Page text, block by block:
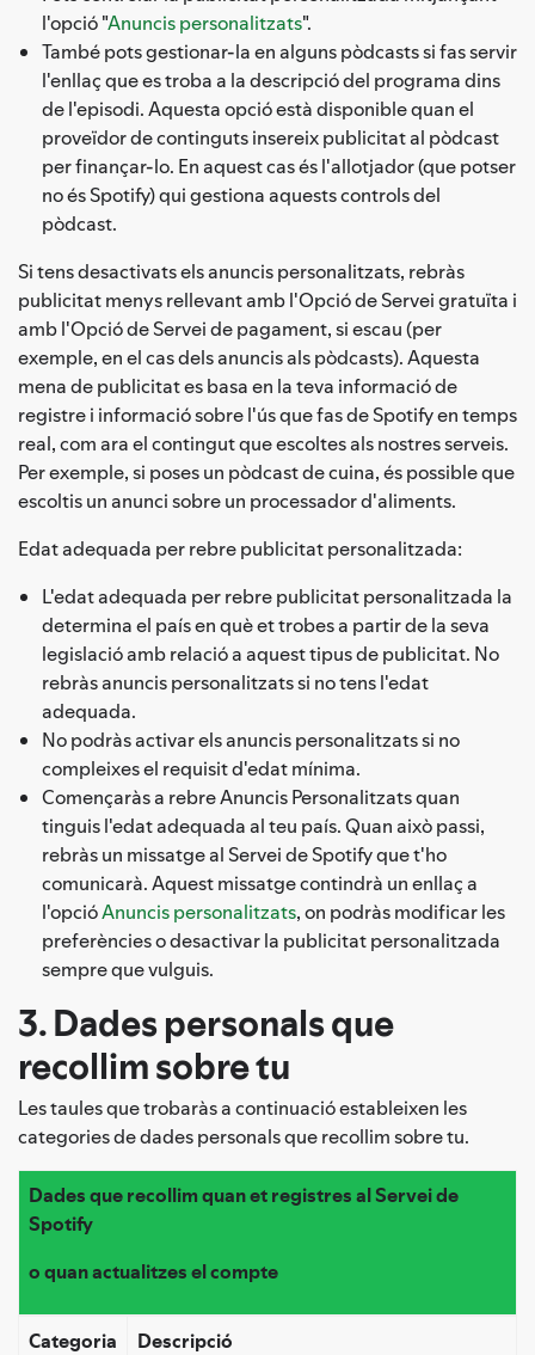
l'opció "Anuncis personalitzats".
També pots gestionar-la en alguns pòdcasts si fas servir
l'enllaç que es troba a la descripció del programa dins
de l'episodi. Aquesta opció està disponible quan el
proveïdor de continguts insereix publicitat al pòdcast
per finançar-lo. En aquest cas és l'allotjador (que potser
no és Spotify) qui gestiona aquests controls del
pòdcast.
Si tens desactivats els anuncis personalitzats, rebràs
publicitat menys rellevant amb l'Opció de Servei gratuïta i
amb l'Opció de Servei de pagament, si escau (per
exemple, en el cas dels anuncis als pòdcasts). Aquesta
mena de publicitat es basa en la teva informació de
registre i informació sobre l'ús que fas de Spotify en temps
real, com ara el contingut que escoltes als nostres serveis.
Per exemple, si poses un pòdcast de cuina, és possible que
escoltis un anunci sobre un processador d'aliments.
Edat adequada per rebre publicitat personalitzada:
L'edat adequada per rebre publicitat personalitzada la
determina el país en què et trobes a partir de la seva
legislació amb relació a aquest tipus de publicitat. No
rebràs anuncis personalitzats si no tens l'edat
adequada.
No podràs activar els anuncis personalitzats si no
compleixes el requisit d'edat mínima.
Començaràs a rebre Anuncis Personalitzats quan
tinguis l'edat adequada al teu país. Quan això passi,
rebràs un missatge al Servei de Spotify que t'ho
comunicarà. Aquest missatge contindrà un enllaç a
l'opcióAnuncis personalitzats, on podràs modificar les
preferències o desactivar la publicitat personalitzada
sempre que vulguis.
3. Dades personals que
recollim sobre tu
Les taules que trobaràs a continuació estableixen les
categories de dades personals que recollim sobre tu.
Dades que recollim quan et registres al Servei de
Spotify
o quan actualitzes el compte
Categoria Descripció